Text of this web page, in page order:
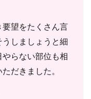
望をたくさん言
しましょうと細
らない部位も相
だきました。